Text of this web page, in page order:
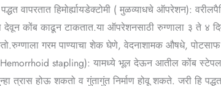
वापरतात हिमोर्ह्यायडेक्टोमी ( मुळव्याधचे ऑपरेशन):
कोंब काढून टाकतात.या ऑपरेशनसाठी रुग्णाला ३ ते ४
गरम पाण्याचा शेक घेणे, वेदनाशामक औषधे,
stapling): यामध्ये भूल देऊन आतील कोंब
त्रास होऊ शकतो व गुंतागुंत निर्माण होवू शकते. जरी